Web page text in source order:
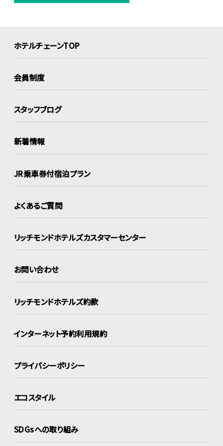
ホテルチェーンTOP
会員制度
スタッフブログ
新着情報
JR乗車券付宿泊プラン
よくあるご質問
リッチモンドホテルズカスタマーセンター
お問い合わせ
リッチモンドホテルズ約款
インターネット予約利用規約
プライバシーポリシー
エコスタイル
SDGsへの取り組み